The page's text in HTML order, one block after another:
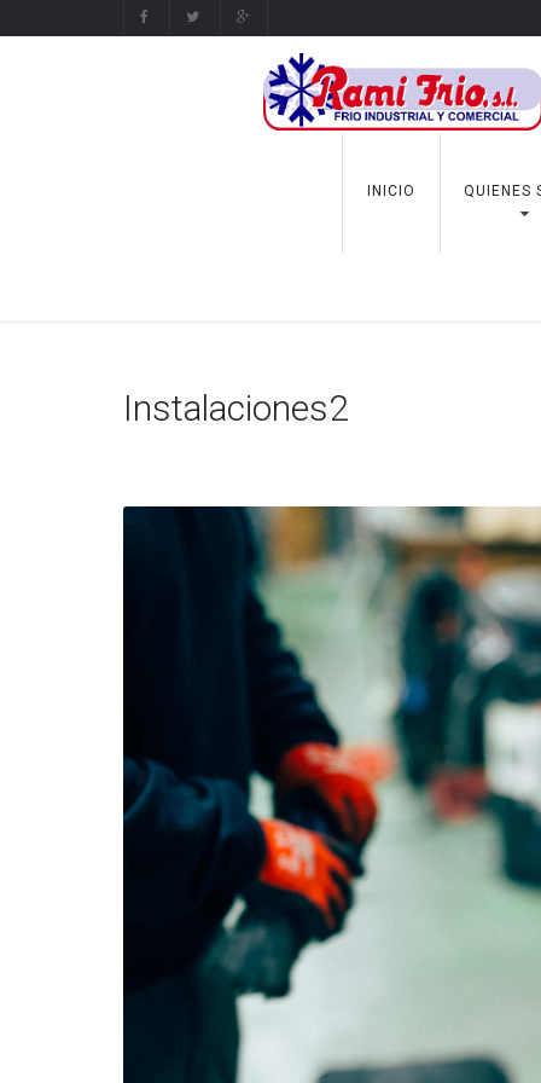
INICIO QUIENES
Instalaciones2